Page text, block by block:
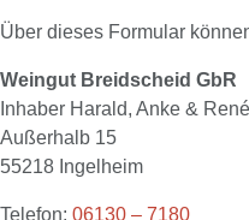
Über dieses Formular
Weingut Breidscheid GbR
Inhaber Harald, Anke &
Außerhalb 15
55218 Ingelheim
Telefon: 06130 – 7180